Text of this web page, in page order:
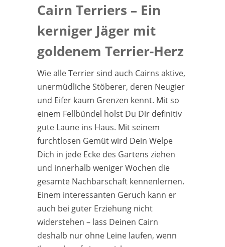
Cairn Terriers – Ein
kerniger Jäger mit
goldenem Terrier-Herz
Wie alle Terrier sind auch Cairns aktive,
unermüdliche Stöberer, deren Neugier
und Eifer kaum Grenzen kennt. Mit so
einem Fellbündel holst Du Dir definitiv
gute Laune ins Haus. Mit seinem
furchtlosen Gemüt wird Dein Welpe
Dich in jede Ecke des Gartens ziehen
und innerhalb weniger Wochen die
gesamte Nachbarschaft kennenlernen.
Einem interessanten Geruch kann er
auch bei guter Erziehung nicht
widerstehen – lass Deinen Cairn
deshalb nur ohne Leine laufen, wenn